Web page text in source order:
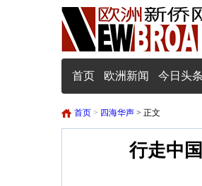
首页 欧洲新闻 今日头条
首页 > 四海华声 > 正文
行走中